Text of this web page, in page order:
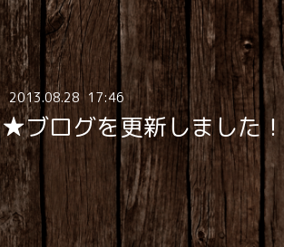
2013.08.28 17:46
★ブログを更新しました！